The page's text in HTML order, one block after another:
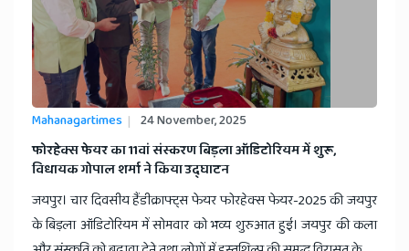
Mahanagartimes 24 November, 2025
​फोरहेक्स फेयर का 11वां संस्करण बिड़ला ऑडिटोरियम में शुरू,
विधायक गोपाल शर्मा ने किया उद्घाटन
जयपुर। चार दिवसीय हैंडीक्राफ्ट्स फेयर फोरहेक्स फेयर-2025 की जयपुर
के बिड़ला ऑडिटोरियम में सोमवार को भव्य शुरुआत हुई। जयपुर की कला